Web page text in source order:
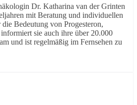
Dr. Katharina van der Grinten
mit Beratung und individuellen
Bedeutung von Progesteron,
sie auch ihre über 20.000
und ist regelmäßig im Fernsehen zu